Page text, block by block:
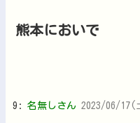
熊本においで
9: 名無しさん 2023/06/17(